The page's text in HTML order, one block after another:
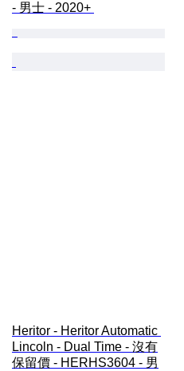
- 男士 - 2020+
Heritor - Heritor Automatic
Lincoln - Dual Time - 沒有
保留價 - HERHS3604 - 男